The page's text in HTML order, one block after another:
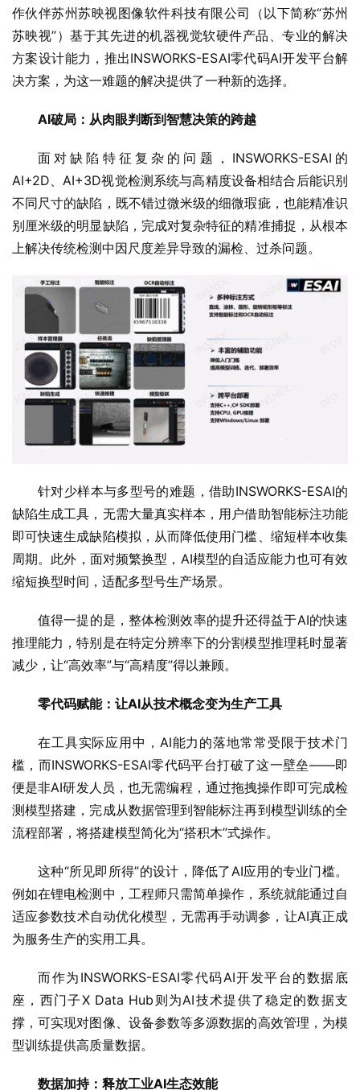
作伙伴苏州苏映视图像软件科技有限公司（以下简称“苏州
苏映视”）基于其先进的机器视觉软硬件产品、专业的解决
方案设计能力，推出INSWORKS-ESAI零代码AI开发平台解
决方案，为这一难题的解决提供了一种新的选择。
AI破局 ： 从肉眼判断到智慧决策的跨越
面对缺陷特征复杂的问题，INSWORKS-ESAI的
AI+2D、AI+3D视觉检测系统与高精度设备相结合后能识别
不同尺寸的缺陷，既不错过微米级的细微瑕疵，也能精准识
别厘米级的明显缺陷，完成对复杂特征的精准捕捉，从根本
上解决传统检测中因尺度差异导致的漏检、过杀问题。
针对少样本与多型号的难题，借助INSWORKS-ESAI的
缺陷生成工具，无需大量真实样本，用户借助智能标注功能
即可快速生成缺陷模拟，从而降低使用门槛、缩短样本收集
周期。此外，面对频繁换型，AI模型的自适应能力也可有效
缩短换型时间，适配多型号生产场景。
值得一提的是，整体检测效率的提升还得益于AI的快速
推理能力，特别是在特定分辨率下的分割模型推理耗时显著
减少，让“高效率”与“高精度”得以兼顾。
零代码赋能： 让AI从技术概念变为生产工具
在工具实际应用中，AI能力的落地常常受限于技术门
槛，而INSWORKS-ESAI零代码平台打破了这一壁垒——即
便是非AI研发人员，也无需编程，通过拖拽操作即可完成检
测模型搭建，完成从数据管理到智能标注再到模型训练的全
流程部署，将搭建模型简化为“搭积木”式操作。
这种“所见即所得”的设计，降低了AI应用的专业门槛。
例如在锂电检测中，工程师只需简单操作，系统就能通过自
适应参数技术自动优化模型，无需再手动调参，让AI真正成
为服务生产的实用工具。
而作为INSWORKS-ESAI零代码AI开发平台的数据底
座，西门子X Data Hub则为AI技术提供了稳定的数据支
撑，可实现对图像、设备参数等多源数据的高效管理，为模
型训练提供高质量数据。
数据加持： 释放工业AI生态效能